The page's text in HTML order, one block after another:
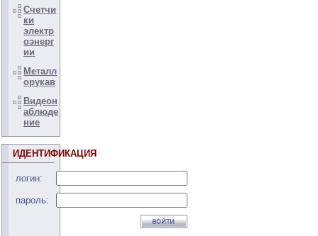
Счетчи
ки
электр
оэнерг
ии
Металл
орукав
Видеон
аблюде
ние
ИДЕНТИФИКАЦИЯ
логин:
пароль: